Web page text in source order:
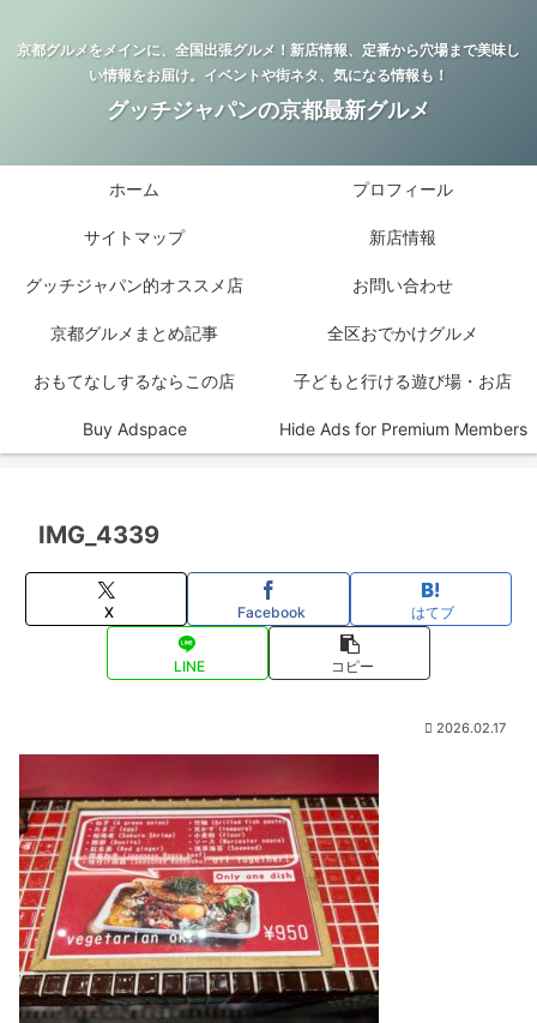
京都グルメをメインに、全国出張グルメ！新店情報、定番から穴場まで美味し
い情報をお届け。イベントや街ネタ、気になる情報も！
グッチジャパンの京都最新グルメ
ホーム プロフィール
サイトマップ 新店情報
グッチジャパン的オススメ店 お問い合わせ
京都グルメまとめ記事 全区おでかけグルメ
おもてなしするならこの店 子どもと行ける遊び場・お店
Buy Adspace Hide Ads for Premium Members
IMG_4339
X Facebook はてブ
LINE コピー
2026.02.17